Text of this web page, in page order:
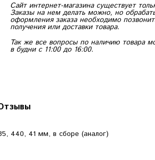
Сайт интернет-магазина существует
Заказы на нем делать можно, но
оформления заказа необходимо
получения или доставки товара.
Так же все вопросы по наличию товара
в будни с 11:00 до 16:00.
440, 41 мм, в сборе (аналог)